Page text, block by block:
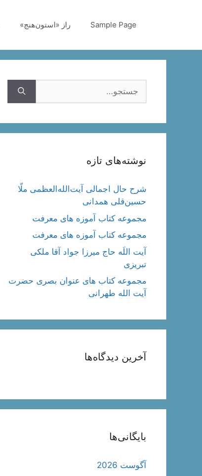
Sample Page راز «استون‌هنج»
نوشته‌های تازه
شرح حال اجمالی آیت‌الله‌العظمی ملّا
حسین‌قلی همدانی
مجموعه کتاب آموزه های معرفت
مجموعه کتاب آموزه های معرفت
آیت اللَه حاج میرزا جواد آقا ملکی
تبریزی
مجموعه کتاب های عنوان بصری حضرت
آیت الله طهرانی
آخرین دیدگاه‌ها
بایگانی‌ها
آگوست 2026